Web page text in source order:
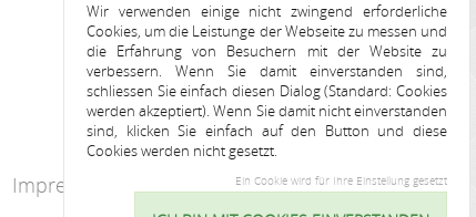
Impressum Kontakt
Wir verwenden einige nicht zwingend erforderliche
Cookies, um die Leistunge der Webseite zu messen und
die Erfahrung von Besuchern mit der Website zu
verbessern. Wenn Sie damit einverstanden sind,
schliessen Sie einfach diesen Dialog (Standard: Cookies
werden akzeptiert). Wenn Sie damit nicht einverstanden
sind, klicken Sie einfach auf den Button und diese
Cookies werden nicht gesetzt.
Ein Cookie wird für Ihre Einstellung gesetzt